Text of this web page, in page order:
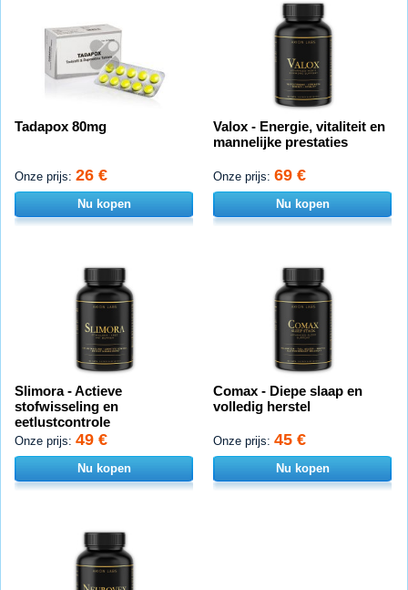
Tadapox 80mg
Onze prijs: 26 €
Nu kopen
Valox - Energie, vitaliteit en
mannelijke prestaties
Onze prijs: 69 €
Nu kopen
Slimora - Actieve
stofwisseling en
eetlustcontrole
Onze prijs: 49 €
Nu kopen
Comax - Diepe slaap en
volledig herstel
Onze prijs: 45 €
Nu kopen